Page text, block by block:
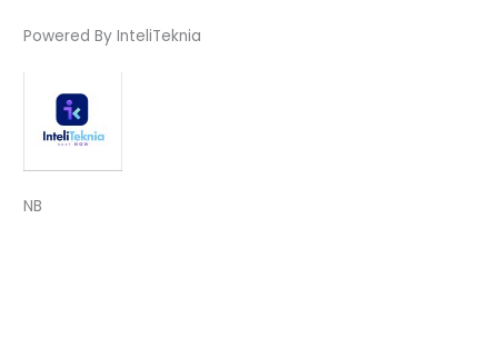
Powered By InteliTeknia
NB